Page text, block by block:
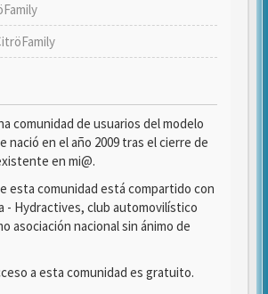
comunidad de usuarios del modelo
nació en el año 2009 tras el cierre de
en mi@.
esta comunidad está compartido con
- Hydractives, club automovilístico
asociación nacional sin ánimo de
a esta comunidad es gratuito.